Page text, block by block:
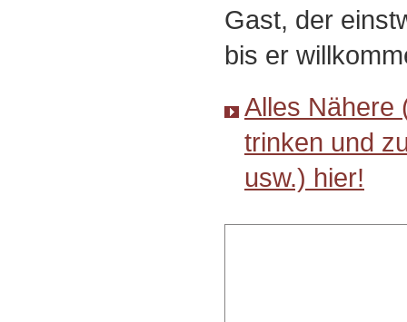
Gast, der
bis er
Alles Nähere
trinken und
usw.) hier!